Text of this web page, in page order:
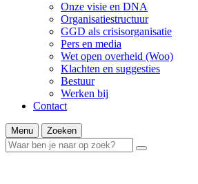
Onze visie en DNA
Organisatiestructuur
GGD als crisisorganisatie
Pers en media
Wet open overheid (Woo)
Klachten en suggesties
Bestuur
Werken bij
Contact
Menu Zoeken